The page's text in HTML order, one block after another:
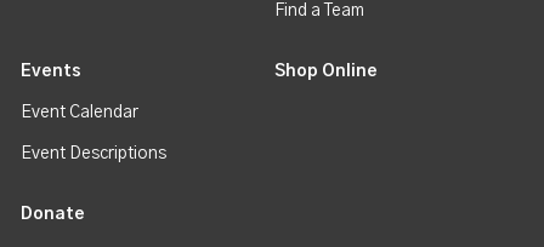
Find a Team
Events
Event Calendar
Event Descriptions
Shop Online
Donate